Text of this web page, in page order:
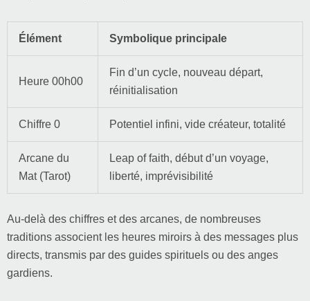
Élément Symbolique principale
Heure 00h00
Fin d’un cycle, nouveau départ,
réinitialisation
Chiffre 0 Potentiel infini, vide créateur, totalité
Arcane du
Mat (Tarot)
Leap of faith, début d’un voyage,
liberté, imprévisibilité
Au-delà des chiffres et des arcanes, de nombreuses
traditions associent les heures miroirs à des messages plus
directs, transmis par des guides spirituels ou des anges
gardiens.